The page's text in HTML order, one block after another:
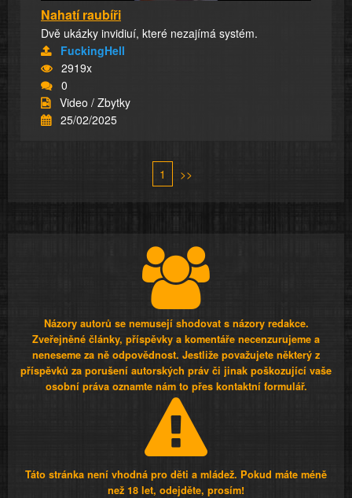
Nahatí raubíři
Dvě ukázky invidiuí, které nezajímá systém.
FuckingHell
2919x
0
Video / Zbytky
25/02/2025
1 >>
Názory autorů se nemusejí shodovat s názory redakce.
Zveřejněné články, příspěvky a komentáře necenzurujeme a
neneseme za ně odpovědnost. Jestliže považujete některý z
příspěvků za porušení autorských práv či jinak poškozující vaše
osobní práva oznamte nám to přes kontaktní formulář.
Táto stránka není vhodná pro děti a mládež. Pokud máte méně
než 18 let, odejděte, prosím!